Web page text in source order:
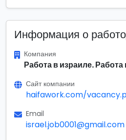
Информация о
Компания
Работа в израиле.
Сайт компании
haifawork.com/
Email
israel.job0001@gmail.com